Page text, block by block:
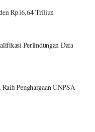
Rp16,64 Triliun
Perlindungan Data
Penghargaan UNPSA